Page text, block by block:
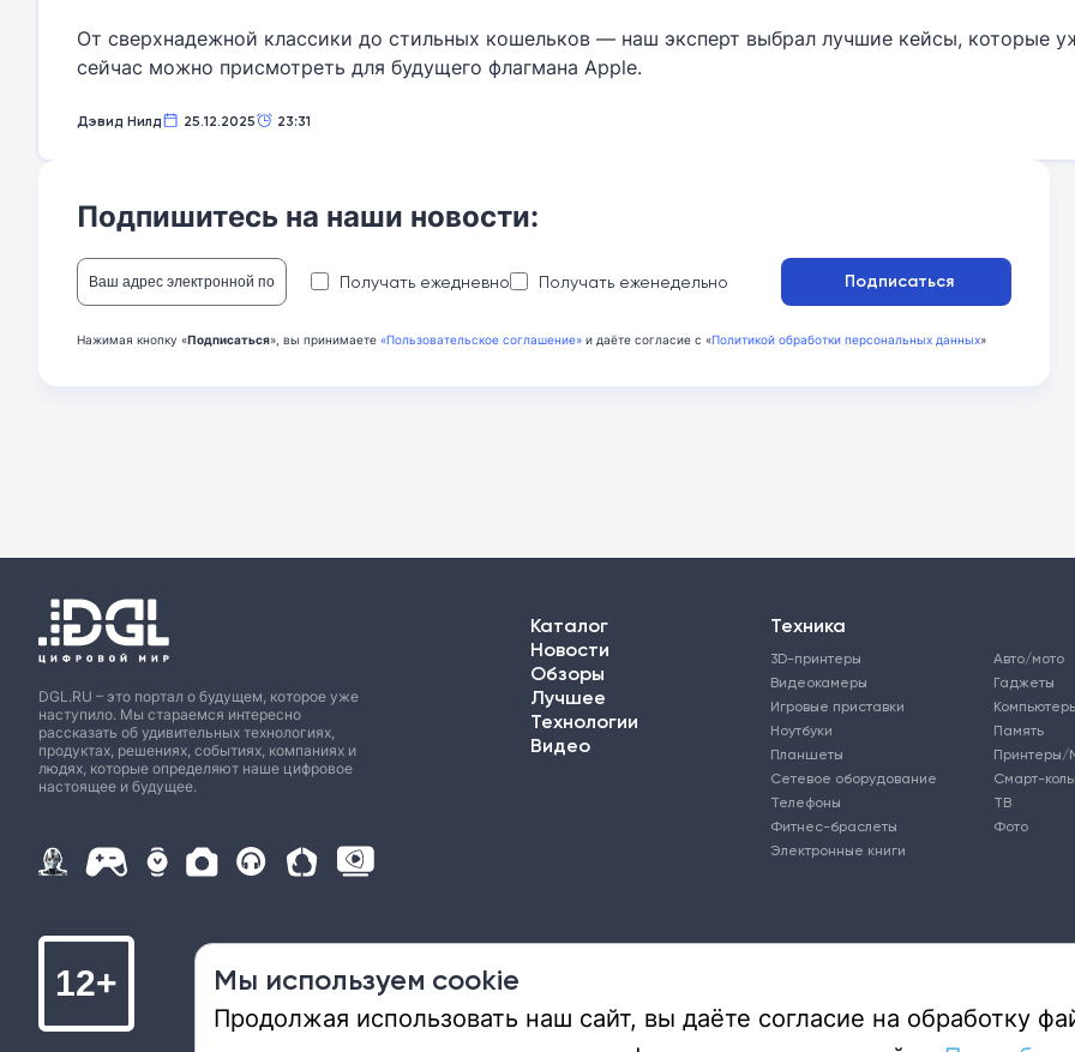
От сверхнадежной классики до стильных кошельков — наш эксперт выбрал лучшие кейсы, которые
сейчас можно присмотреть для будущего флагмана Apple.
Дэвид Нилд 25.12.2025 23:31
Подпишитесь на наши новости:
Получать ежедневно Получать еженедельно Подписаться
Нажимая кнопку «Подписаться», вы принимаете «Пользовательское соглашение» и даёте согласие с «Политикой обработки персональных данных»
DGL.RU – это портал о будущем, которое уже
наступило. Мы стараемся интересно
рассказать об удивительных технологиях,
продуктах, решениях, событиях, компаниях и
людях, которые определяют наше цифровое
настоящее и будущее.
12+
Каталог
Новости
Обзоры
Лучшее
Техника
3D-принтеры
Авто/мото
Видеокамеры
Гаджеты
Игровые приставки
Ноутбуки
Память
Планшеты
Сетевое оборудование
Смарт-
Телефоны
ТВ
Фитнес-браслеты
Фото
Электронные книги
Технологии
Видео
Мы используем cookie
Продолжая использовать наш сайт, вы даёте согласие на обработку